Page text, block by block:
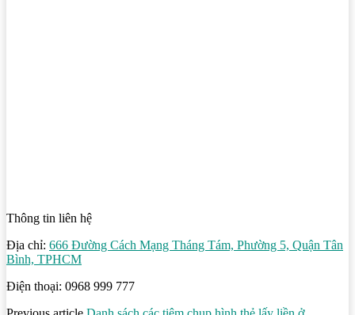
Thông tin liên hệ
Địa chỉ: 666 Đường Cách Mạng Tháng Tám, Phường 5, Quận Tân
Bình, TPHCM
Điện thoại: 0968 999 777